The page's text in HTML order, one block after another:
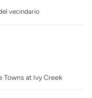
vecindario
Towns at Ivy Creek